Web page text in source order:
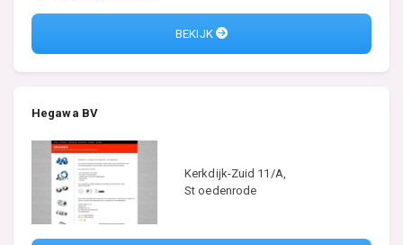
BEKIJK
Hegawa BV
Kerkdijk-Zuid 11/A,
St oedenrode